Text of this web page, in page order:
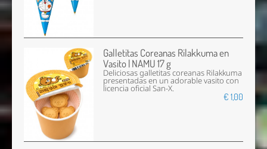
Galletitas Coreanas Rilakkuma en
Vasito | NAMU 17 g
Deliciosas galletitas coreanas Rilakkuma
presentadas en un adorable vasito con
licencia oficial San-X.
€ 1,00